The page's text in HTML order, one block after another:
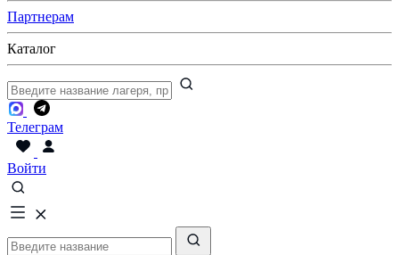
Партнерам
Каталог
Телеграм
Войти